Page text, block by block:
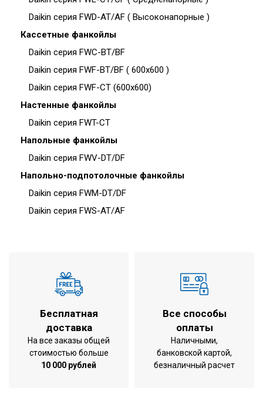
Daikin серия FWD-AT/AF ( Высоконапорные )
Кассетные фанкойлы
Daikin серия FWC-BT/BF
Daikin серия FWF-BT/BF ( 600x600 )
Daikin серия FWF-CT (600x600)
Настенные фанкойлы
Daikin серия FWT-CT
Напольные фанкойлы
Daikin серия FWV-DT/DF
Напольно-подпотолочные фанкойлы
Daikin серия FWM-DT/DF
Daikin серия FWS-AT/AF
Бесплатная
доставка
На все заказы общей
стоимостью больше
10 000 рублей
Все способы
оплаты
Наличными,
банковской картой,
безналичный расчет